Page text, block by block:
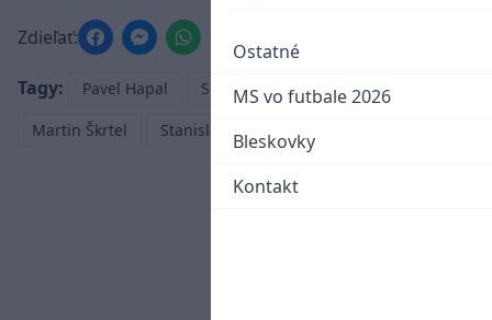
Ostatné
MS vo futbale 2026
Bleskovky
Kontakt
Zdieľať:
Tagy: Pavel Hapal Slovensko
Milan Škriniar
Martin Škrtel
Stanislav Lobotka